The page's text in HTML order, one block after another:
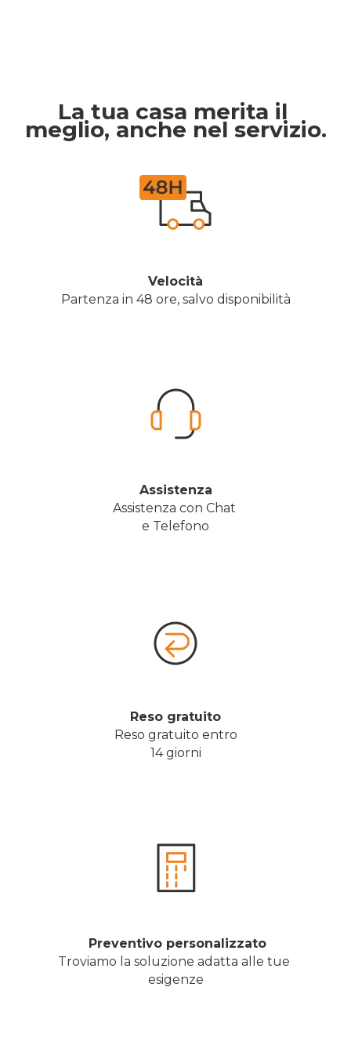
La tua casa merita il
meglio, anche nel servizio.
Velocità
Partenza in 48 ore, salvo disponibilità
Assistenza
Assistenza con Chat
e Telefono
Reso gratuito
Reso gratuito entro
14 giorni
Preventivo personalizzato
Troviamo la soluzione adatta alle tue
esigenze